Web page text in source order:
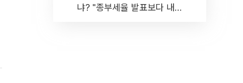
냐? "종부세율 발표보다 내릴